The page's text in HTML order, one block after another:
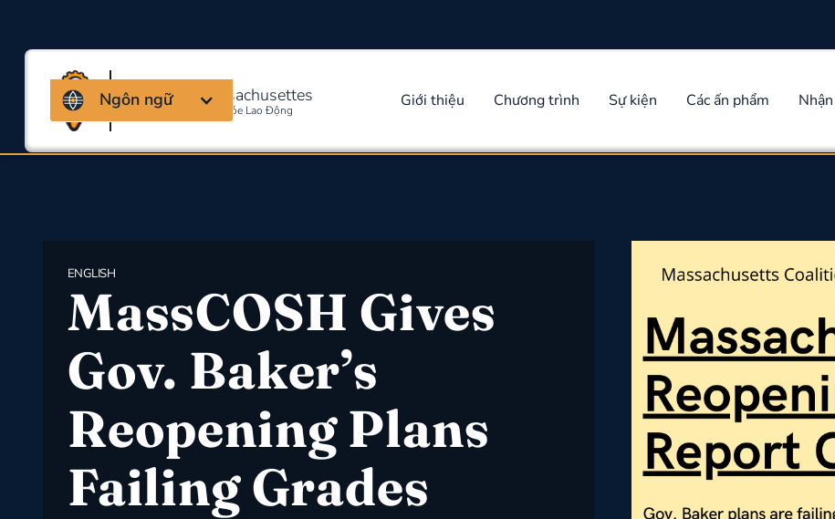
Liên minh Massachusettes
Về An Toàn Và Sức Khỏe Lao Động Giới thiệu Chương trình Sự kiện Các ấn phẩm
Ngôn ngữ
ENGLISH
MassCOSH Gives
Gov. Baker’s
Reopening Plans
Failing Grades